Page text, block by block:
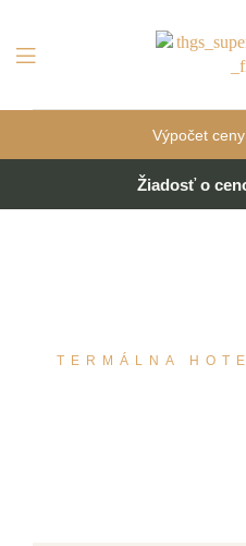
Výpočet
Žiadosť o
TERMÁLNA